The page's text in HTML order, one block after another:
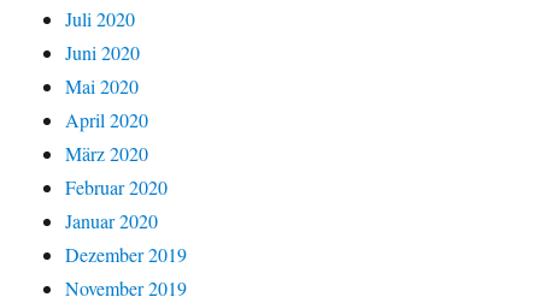
Juli 2020
Juni 2020
Mai 2020
April 2020
März 2020
Februar 2020
Januar 2020
Dezember 2019
November 2019